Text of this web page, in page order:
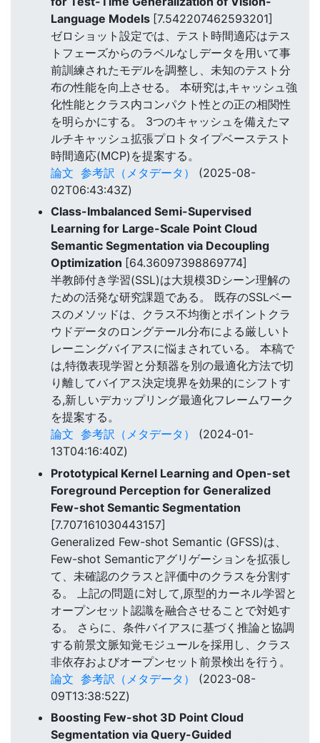
Language Models [7.542207462593201]
ゼロショット設定では、テスト時間適応はテス
トフェーズからのラベルなしデータを用いて事
前訓練されたモデルを調整し、未知のテスト分
布の性能を向上させる。 本研究は,キャッシュ強
化性能とクラス内コンパクト性との正の相関性
を明らかにする。 3つのキャッシュを備えたマ
ルチキャッシュ拡張プロトタイプベーステスト
時間適応(MCP)を提案する。
論文 参考訳（メタデータ）
(2025-08-
02T06:43:43Z)
Class-Imbalanced Semi-Supervised
Learning for Large-Scale Point Cloud
Semantic Segmentation via Decoupling
Optimization [64.36097398869774]
半教師付き学習(SSL)は大規模3Dシーン理解の
ための活発な研究課題である。 既存のSSLベー
スのメソッドは、クラス不均衡とポイントクラ
ウドデータのロングテール分布による厳しいト
レーニングバイアスに悩まされている。 本稿で
は,特徴表現学習と分類器を別の最適化方法で切
り離してバイアス決定境界を効果的にシフトす
る,新しいデカップリング最適化フレームワーク
を提案する。
論文 参考訳（メタデータ）
(2024-01-
13T04:16:40Z)
Prototypical Kernel Learning and Open-set
Foreground Perception for Generalized
Few-shot Semantic Segmentation
[7.707161030443157]
Generalized Few-shot Semantic (GFSS)は、
Few-shot Semanticアグリゲーションを拡張し
て、未確認のクラスと評価中のクラスを分割す
る。 上記の問題に対して,原型的カーネル学習と
オープンセット認識を融合させることで対処す
る。 さらに、条件バイアスに基づく推論と協調
する前景文脈知覚モジュールを採用し、クラス
非依存およびオープンセット前景検出を行う。
論文 参考訳（メタデータ）
(2023-08-
09T13:38:52Z)
Boosting Few-shot 3D Point Cloud
Segmentation via Query-Guided